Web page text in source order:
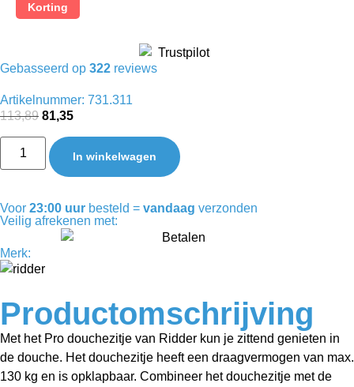
Korting
Gebasseerd op 322 reviews
Artikelnummer: 731.311
113,89 81,35
In winkelwagen
Voor 23:00 uur besteld = vandaag verzonden
Veilig afrekenen met:
Merk:
Productomschrijving
Met het Pro douchezitje van Ridder kun je zittend genieten in
de douche. Het douchezitje heeft een draagvermogen van max.
130 kg en is opklapbaar. Combineer het douchezitje met de